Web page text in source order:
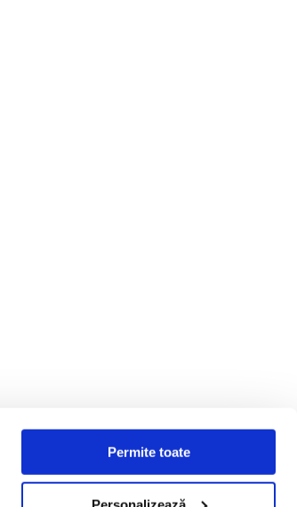
Permite toate